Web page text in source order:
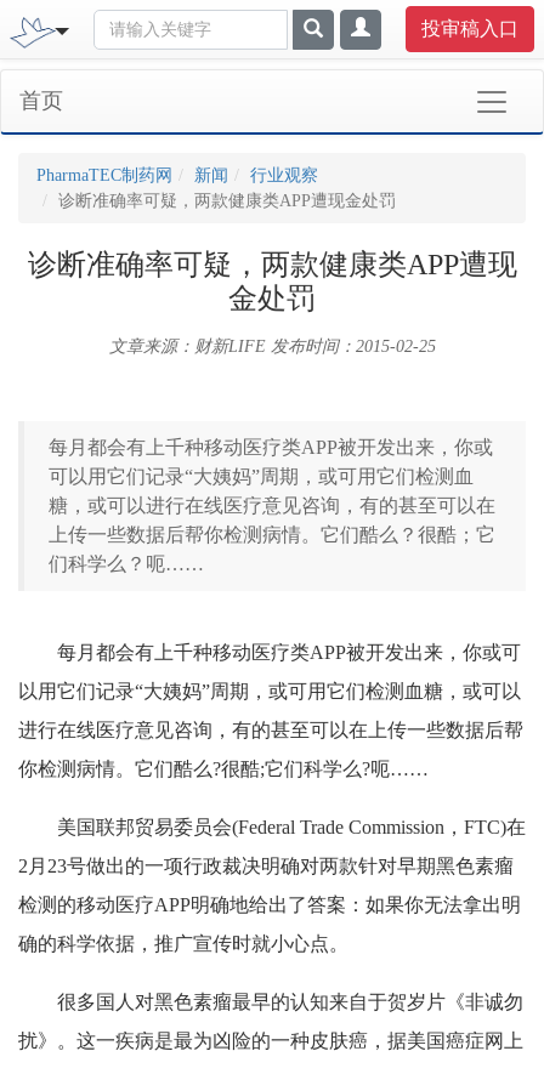
投审稿入口
首页
PharmaTEC制药网 新闻
行业观察
诊断准确率可疑，两款健康类APP遭现金处罚
诊断准确率可疑，两款健康类APP遭现
金处罚
文章来源：财新LIFE 发布时间：2015-02-25
每月都会有上千种移动医疗类APP被开发出来，你或
可以用它们记录“大姨妈”周期，或可用它们检测血
糖，或可以进行在线医疗意见咨询，有的甚至可以在
上传一些数据后帮你检测病情。它们酷么？很酷；它
们科学么？呃……
每月都会有上千种移动医疗类APP被开发出来，你或可
以用它们记录“大姨妈”周期，或可用它们检测血糖，或可以
进行在线医疗意见咨询，有的甚至可以在上传一些数据后帮
你检测病情。它们酷么?很酷;它们科学么?呃……
美国联邦贸易委员会(Federal Trade Commission，FTC)在
2月23号做出的一项行政裁决明确对两款针对早期黑色素瘤
检测的移动医疗APP明确地给出了答案：如果你无法拿出明
确的科学依据，推广宣传时就小心点。
很多国人对黑色素瘤最早的认知来自于贺岁片《非诚勿
扰》。这一疾病是最为凶险的一种皮肤癌，据美国癌症网上